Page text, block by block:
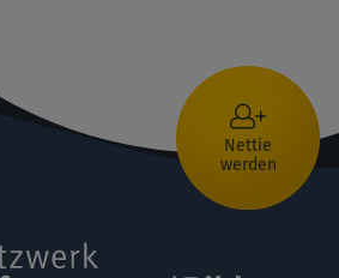
Nettie
werden